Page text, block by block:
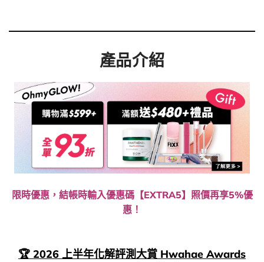
產品介紹
限時優惠，結帳時輸入優惠碼【EXTRA5】照價再享5%優
惠！
🏆 2026 上半年化解評測大賞 Hwahae Awards